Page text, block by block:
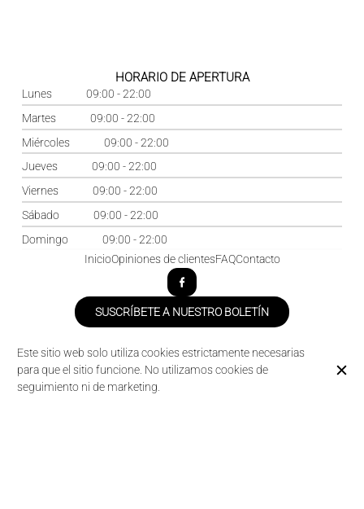
HORARIO DE APERTURA
Lunes
09:00 - 22:00
Martes
09:00 - 22:00
Miércoles
09:00 - 22:00
Jueves
09:00 - 22:00
Viernes
09:00 - 22:00
Sábado
09:00 - 22:00
Domingo
09:00 - 22:00
InicioOpiniones de clientesFAQContacto
SUSCRÍBETE A NUESTRO BOLETÍN
NUESTRO OTRO ESTABLECIMIENTOS
Domaine des Acacias
Este sitio web solo utiliza cookies estrictamente necesarias
para que el sitio funcione. No utilizamos cookies de
seguimiento ni de marketing.